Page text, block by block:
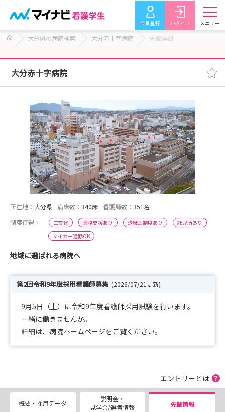
会員登録 ログイン メニュー
大分県の病院検索 大分赤十字病院 先輩詳細
大分赤十字病院
所在地： 大分県 病床数： 340床 看護師数： 351名
制度待遇：
二交代 資格支援あり 退職金制度あり
託児所あり
マイカー通勤OK
地域に選ばれる病院へ
第2回令和9年度採用看護師募集 (2026/07/21更新)
9月5日（土）に令和9年度看護師採用試験を行います。
一緒に働きませんか。
詳細は、病院ホームページをご覧ください。
エントリーとは
概要・採用データ
説明会・
見学会/選考情報
先輩情報